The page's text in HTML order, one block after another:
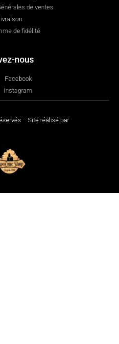
de ventes
de fidélité
nous
Facebook
Instagram
– Site réalisé par